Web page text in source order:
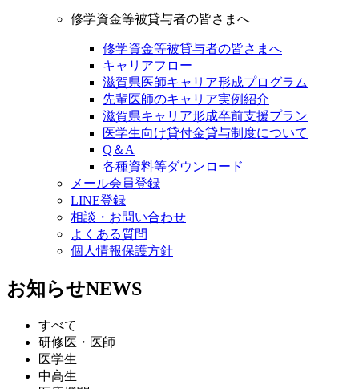
修学資金等被貸与者の皆さまへ
修学資金等被貸与者の皆さまへ
キャリアフロー
滋賀県医師キャリア形成プログラム
先輩医師のキャリア実例紹介
滋賀県キャリア形成卒前支援プラン
医学生向け貸付金貸与制度について
Q＆A
各種資料等ダウンロード
メール会員登録
LINE登録
相談・お問い合わせ
よくある質問
個人情報保護方針
お知らせNEWS
すべて
研修医・医師
医学生
中高生